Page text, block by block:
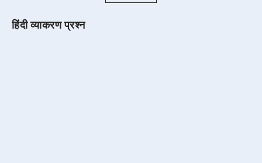
हिंदी व्याकरण प्रश्न